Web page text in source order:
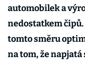
automobilek a
nedostatkem
tomto směru
na tom, že